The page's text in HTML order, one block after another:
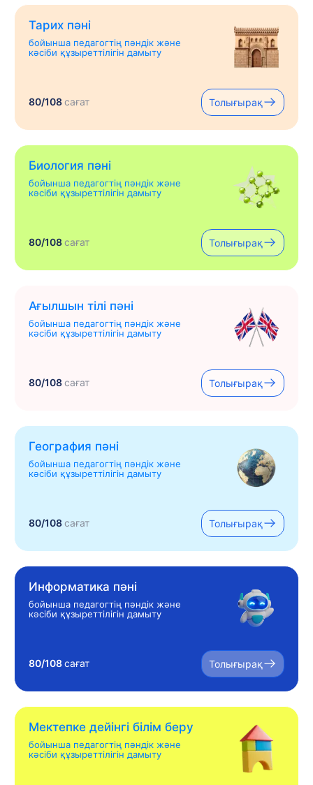
Тарих пәні
бойынша педагогтің пәндік және
кәсіби құзыреттілігін дамыту
80/108сағат Толығырақ
Биология пәні
бойынша педагогтің пәндік және
кәсіби құзыреттілігін дамыту
80/108сағат Толығырақ
Ағылшын тілі пәні
бойынша педагогтің пәндік және
кәсіби құзыреттілігін дамыту
80/108сағат Толығырақ
География пәні
бойынша педагогтің пәндік және
кәсіби құзыреттілігін дамыту
80/108сағат Толығырақ
Информатика пәні
бойынша педагогтің пәндік және
кәсіби құзыреттілігін дамыту
80/108сағат Толығырақ
Мектепке дейінгі білім беру
бойынша педагогтің пәндік және
кәсіби құзыреттілігін дамыту